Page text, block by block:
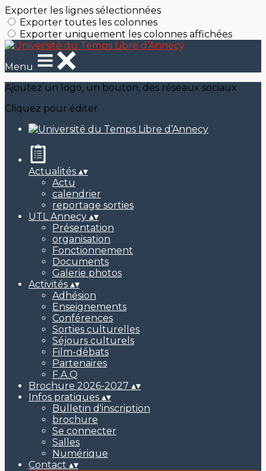
Exporter les lignes sélectionnées
Exporter toutes les colonnes
Exporter uniquement les colonnes affichées
Menu
Ajoutez un logo, un bouton, des réseaux sociaux
Cliquez pour éditer
Actualités ▴▾
Actu
calendrier
reportage sorties
UTL Annecy ▴▾
Présentation
organisation
Fonctionnement
Documents
Galerie photos
Activités ▴▾
Adhésion
Enseignements
Conférences
Sorties culturelles
Séjours culturels
Film-débats
Partenaires
F.A.Q
Brochure 2026-2027 ▴▾
Infos pratiques ▴▾
Bulletin d'inscription
brochure
Se connecter
Salles
Numérique
Contact ▴▾